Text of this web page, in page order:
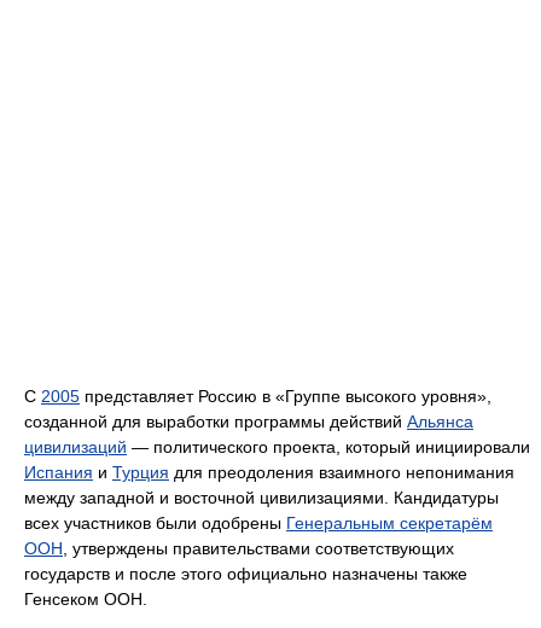
С 2005 представляет Россию в «Группе высокого уровня»,
созданной для выработки программы действий Альянса
цивилизаций — политического проекта, который инициировали
Испания и Турция для преодоления взаимного непонимания
между западной и восточной цивилизациями. Кандидатуры
всех участников были одобрены Генеральным секретарём
ООН , утверждены правительствами соответствующих
государств и после этого официально назначены также
Генсеком ООН.